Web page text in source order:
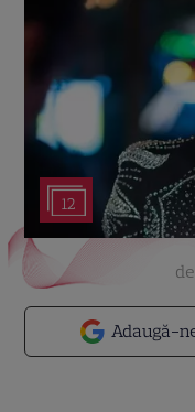
12
Adaugă-
de